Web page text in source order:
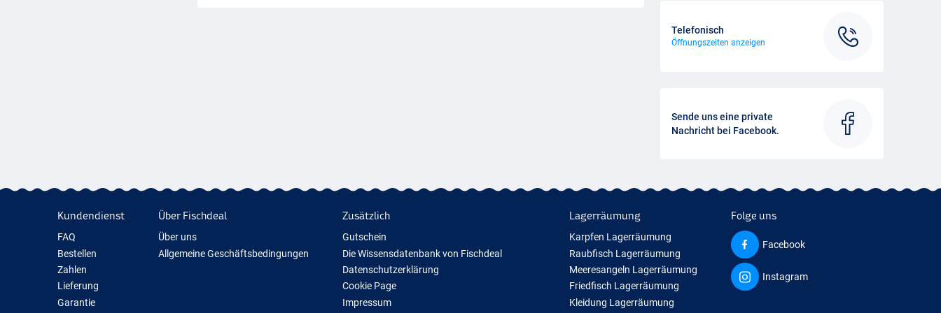
Telefonisch
Öffnungszeiten anzeigen
Sende uns eine private
Nachricht bei Facebook.
Kundendienst
FAQ
Bestellen
Zahlen
Lieferung
Garantie
Über Fischdeal
Über uns
Allgemeine Geschäftsbedingungen
Zusätzlich
Gutschein
Die Wissensdatenbank von Fischdeal
Datenschutzerklärung
Cookie Page
Impressum
Lagerräumung
Karpfen Lagerräumung
Raubfisch Lagerräumung
Meeresangeln Lagerräumung
Friedfisch Lagerräumung
Kleidung Lagerräumung
Folge uns
Facebook
Instagram